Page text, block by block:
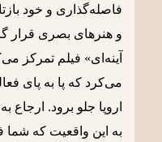
فاصله‌گذاری و خود
و هنرهای بصری قرار
آینه‌ای» فیلم تمرکز
می‌کرد که پا به پای
اروپا جلو برود. ارجاع
به این واقعیت که شما